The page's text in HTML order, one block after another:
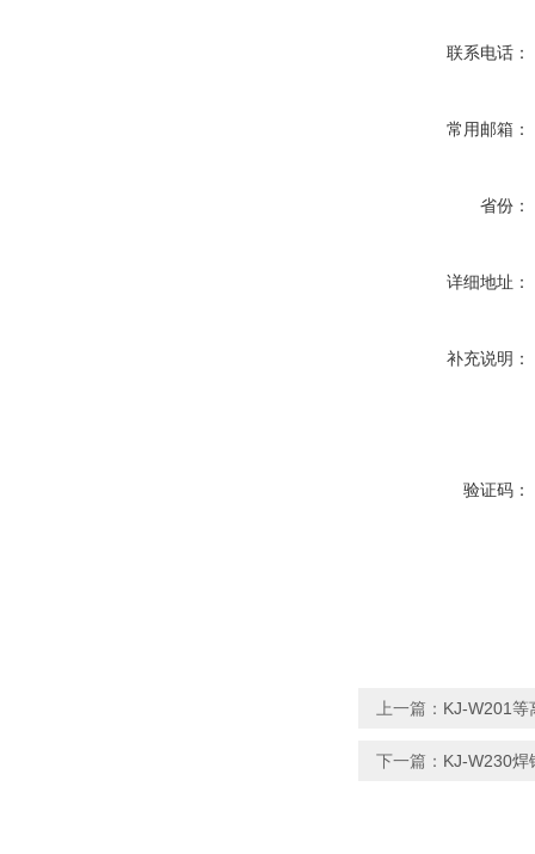
联系电话：
常用邮箱：
省份：
详细地址：
补充说明：
验证码：
上一篇： KJ-W201等
下一篇： KJ-W230焊